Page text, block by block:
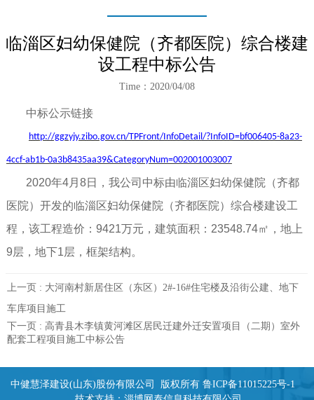
临淄区妇幼保健院（齐都医院）综合楼建
设工程中标公告
Time：2020/04/08
中标公示链接
http://ggzyjy.zibo.gov.cn/TPFront/InfoDetail/?InfoID=bf006405-8a23-
4ccf-ab1b-0a3b8435aa39&CategoryNum=002001003007
2020年4月8日，我公司中标由临淄区妇幼保健院（齐都
医院）开发的临淄区妇幼保健院（齐都医院）综合楼建设工
程，该工程造价：9421万元，建筑面积：23548.74㎡，地上
9层，地下1层，框架结构。
上一页 : 大河南村新居住区（东区）2#-16#住宅楼及沿街公建、地下
车库项目施工
下一页 : 高青县木李镇黄河滩区居民迁建外迁安置项目（二期）室外
配套工程项目施工中标公告
中健慧泽建设(山东)股份有限公司 版权所有 鲁ICP备11015225号-1